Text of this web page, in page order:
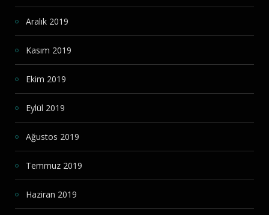
Aralık 2019
Kasım 2019
Ekim 2019
Eylül 2019
Ağustos 2019
Temmuz 2019
Haziran 2019